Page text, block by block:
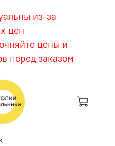
из-за
цен
цены и
перед заказом